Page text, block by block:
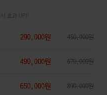
효과 UP!!
290,000원 450,000원
490,000원 670,000원
650,000원 890,000원